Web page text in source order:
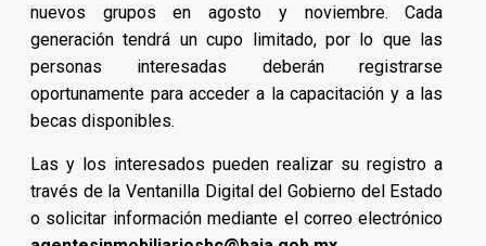
nuevos grupos en agosto y noviembre. Cada
generación tendrá un cupo limitado, por lo que las
personas interesadas deberán registrarse
oportunamente para acceder a la capacitación y a las
becas disponibles.
Las y los interesados pueden realizar su registro a
través de la Ventanilla Digital del Gobierno del Estado
o solicitar información mediante el correo electrónico